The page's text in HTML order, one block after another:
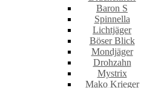
Baron S
Spinnella
Lichtjäger
Böser Blick
Mondjäger
Drohzahn
Mystrix
Mako Krieger